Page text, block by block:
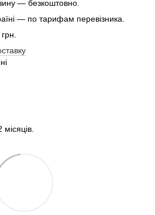
— безкоштовно.
— по тарифам перевізника.